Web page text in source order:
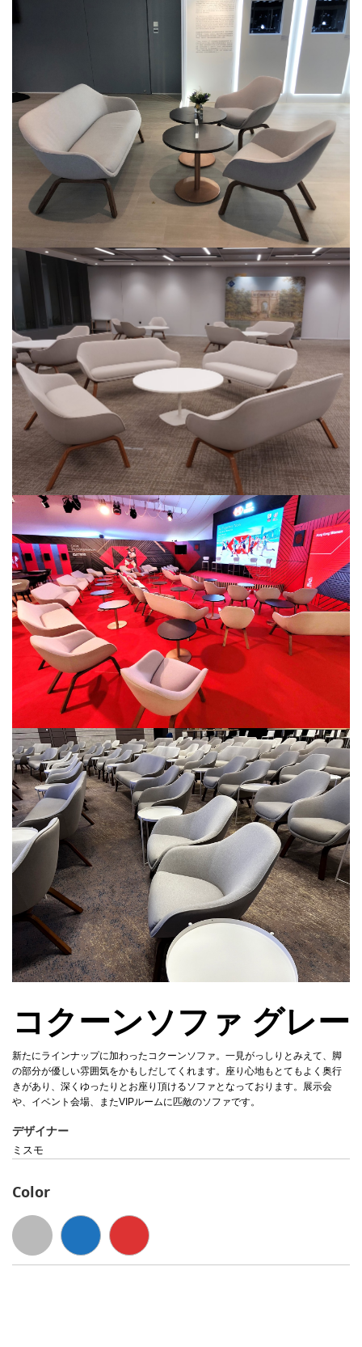
コクーンソファ グレー
新たにラインナップに加わったコクーンソファ。一見がっしりとみえて、脚
の部分が優しい雰囲気をかもしだしてくれます。座り心地もとてもよく奥行
きがあり、深くゆったりとお座り頂けるソファとなっております。展示会
や、イベント会場、またVIPルームに匹敵のソファです。
デザイナー
ミスモ
Color